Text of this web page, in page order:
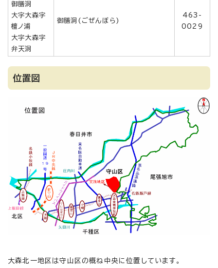
御膳洞
大字大森字
檀ノ浦
大字大森字
弁天洞
御膳洞(ごぜんぼら)
463-
0029
位置図
大森北一地区は守山区の概ね中央に位置しています。